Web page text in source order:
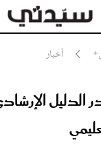
أخبار
الدليل